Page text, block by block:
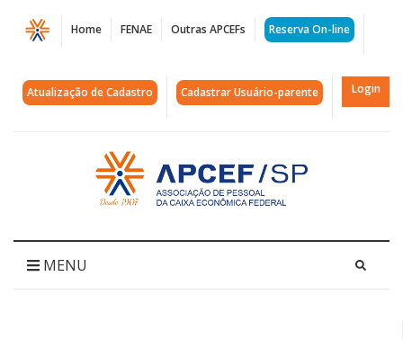
Página
Cerca
de
bancários
pela
Home FENAE Outras APCEFs Reserva On-line
Atualização de Cadastro Cadastrar Usuário-parente Login
Acessar
página
inicial
MENU